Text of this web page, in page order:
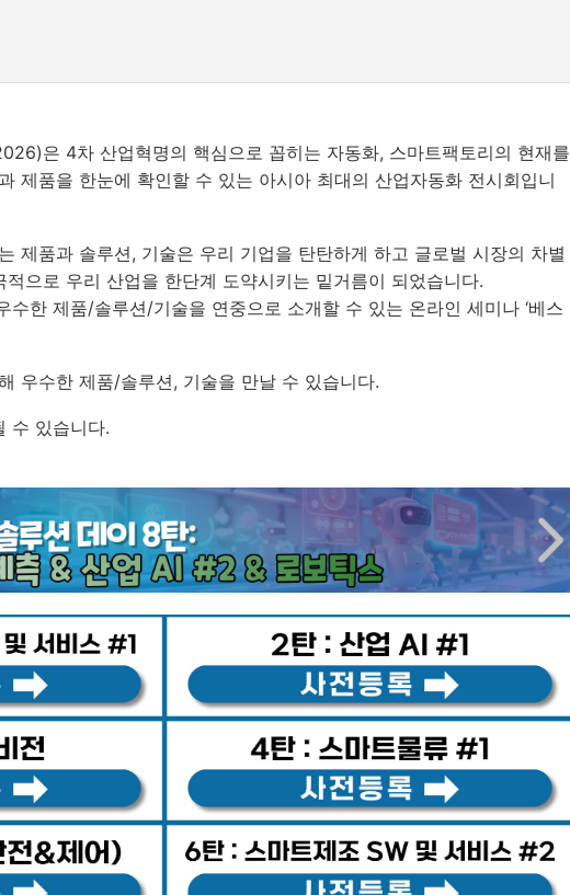
은 4차 산업혁명의 핵심으로 꼽히는 자동화, 스마트팩토리의 현재를
제품을 한눈에 확인할 수 있는 아시아 최대의 산업자동화 전시회입니
제품과 솔루션, 기술은 우리 기업을 탄탄하게 하고 글로벌 시장의 차별
적으로 우리 산업을 한단계 도약시키는 밑거름이 되었습니다.
수한 제품/솔루션/기술을 연중으로 소개할 수 있는 온라인 세미나 ‘베스
우수한 제품/솔루션, 기술을 만날 수 있습니다.
수 있습니다.